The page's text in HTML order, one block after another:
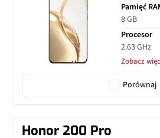
Pamięć
8 GB
Procesor
2.63 GHz
Zobacz
Porównaj
Honor 200 Pro